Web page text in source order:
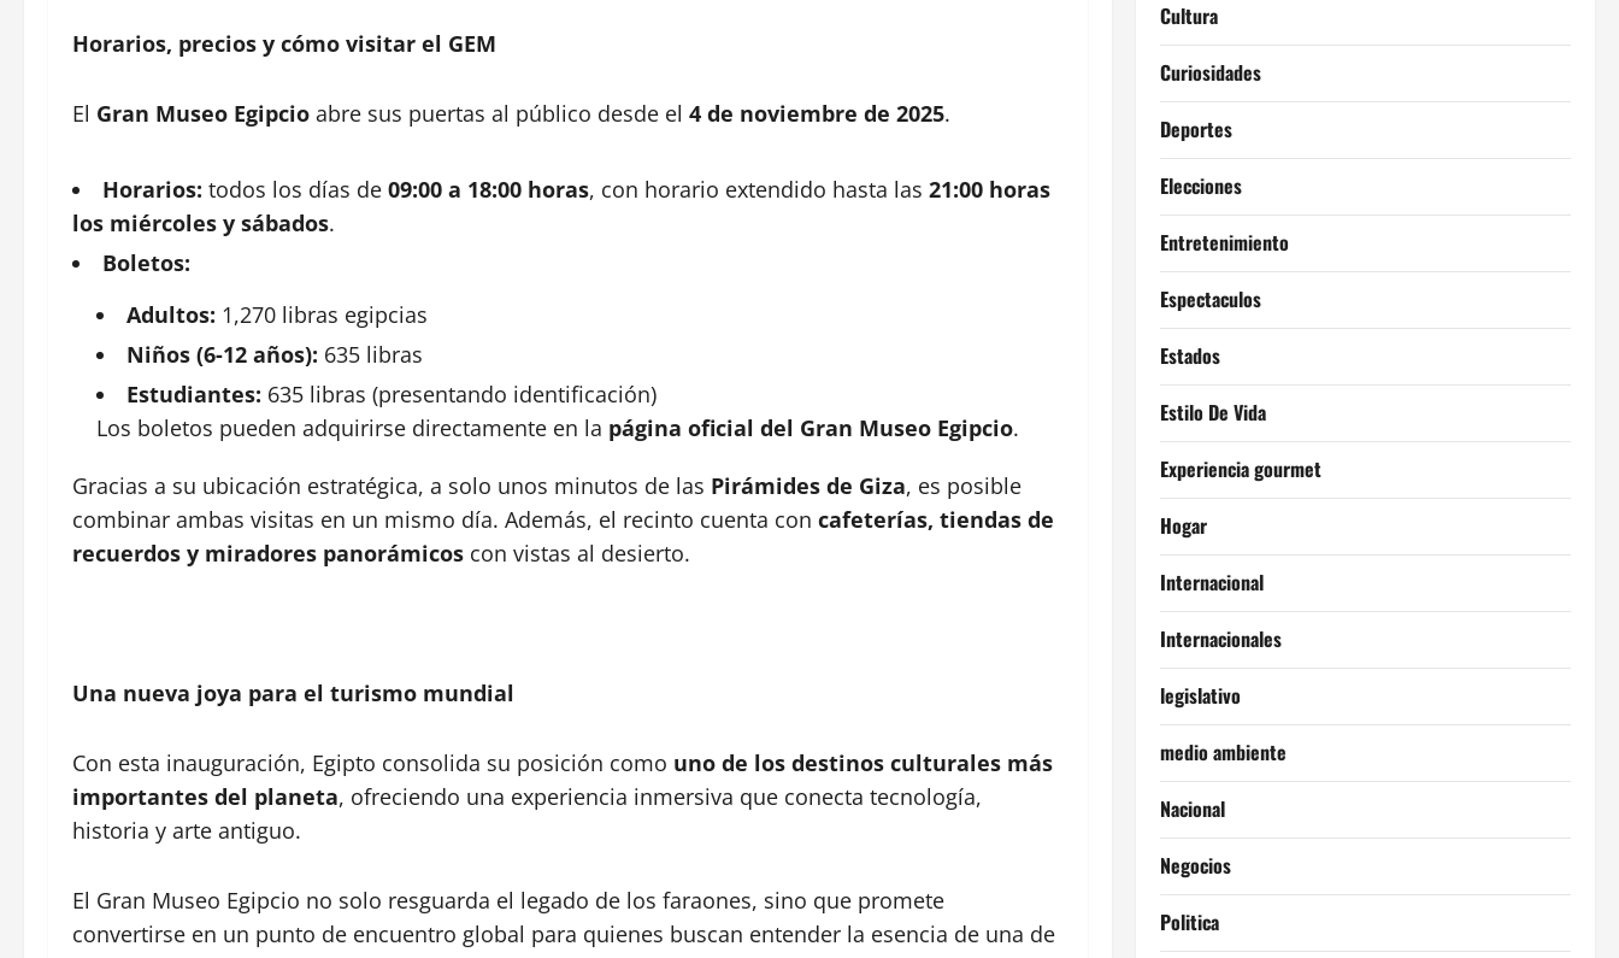
Horarios, precios y cómo visitar el GEM
El Gran Museo Egipcio abre sus puertas al público desde el 4 de noviembre de 2025.
Horarios: todos los días de 09:00 a 18:00 horas, con horario extendido hasta las 21:00 horas
los miércoles y sábados.
Boletos:
Adultos: 1,270 libras egipcias
Niños (6-12 años): 635 libras
Estudiantes: 635 libras (presentando identificación)
Los boletos pueden adquirirse directamente en la página oficial del Gran Museo Egipcio.
Gracias a su ubicación estratégica, a solo unos minutos de las Pirámides de Giza, es posible
combinar ambas visitas en un mismo día. Además, el recinto cuenta con cafeterías, tiendas de
recuerdos y miradores panorámicos con vistas al desierto.
Una nueva joya para el turismo mundial
Con esta inauguración, Egipto consolida su posición como uno de los destinos culturales más
importantes del planeta, ofreciendo una experiencia inmersiva que conecta tecnología,
historia y arte antiguo.
El Gran Museo Egipcio no solo resguarda el legado de los faraones, sino que promete
convertirse en un punto de encuentro global para quienes buscan entender la esencia de una de
Cultura
Curiosidades
Deportes
Elecciones
Entretenimiento
Espectaculos
Estados
Estilo De Vida
Experiencia gourmet
Hogar
Internacional
Internacionales
legislativo
medio ambiente
Nacional
Negocios
Politica